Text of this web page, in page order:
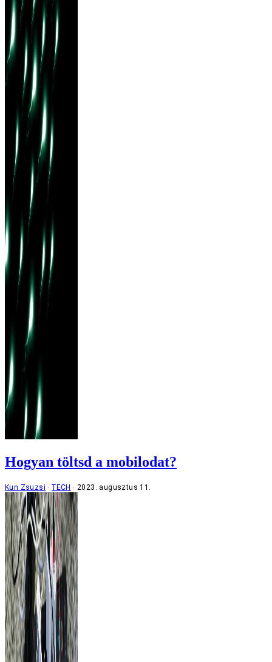
Hogyan töltsd a mobilodat?
Kun Zsuzsi TECH 2023. augusztus 11.